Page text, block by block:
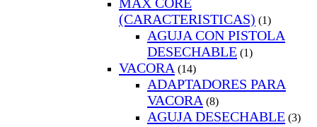
(CARACTERISTICAS) (1)
AGUJA CON PISTOLA
DESECHABLE (1)
VACORA (14)
ADAPTADORES PARA
VACORA (8)
AGUJA DESECHABLE (3)